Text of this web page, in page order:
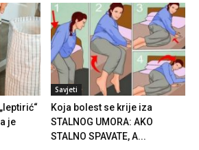
je
Savjeti
Koja bolest se krije iza
STALNOG UMORA: AKO
STALNO SPAVATE, A...